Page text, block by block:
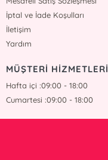
İptal ve İade Koşulları
İletişim
Yardım
MÜŞTERİ HİZMETLERİ
Hafta içi :09:00 - 18:00
Cumartesi :09:00 - 18:00